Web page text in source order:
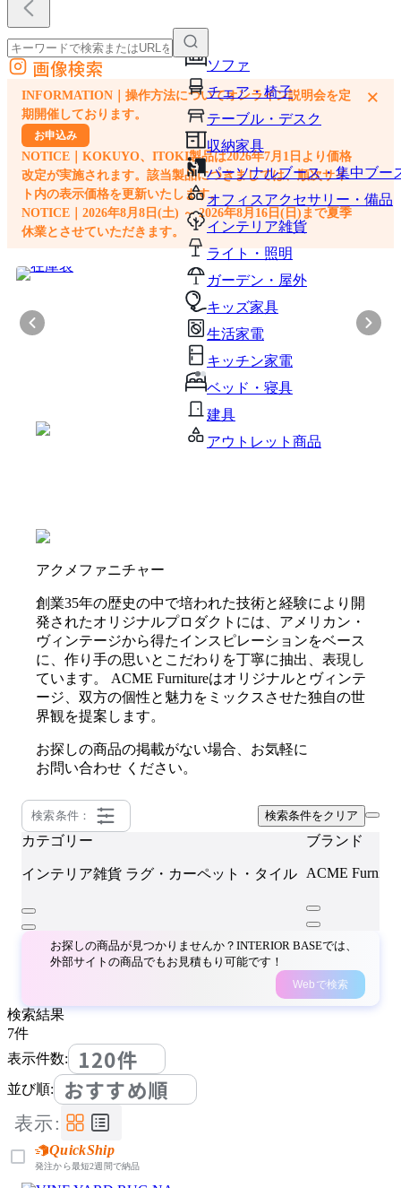
ソファ
チェア・椅子
テーブル・デスク
収納家具
パーソナルブース・集中ブー
オフィスアクセサリー・備品
インテリア雑貨
ライト・照明
ガーデン・屋外
キッズ家具
生活家電
キッチン家電
ベッド・寝具
建具
アウトレット商品
外部サイトの商品をカートに追加
他のサイトで見つけた商品ページのURLを貼り付けて、カートに追加できます
画像検索
INFORMATION｜操作方法についてオンライン説明会を定
期開催しております。
お申込み
NOTICE｜KOKUYO、ITOKI製品は2026年7月1日より価格
改定が実施されます。該当製品につきましては、順次サイ
ト内の表示価格を更新いたします。
NOTICE｜2026年8月8日(土) ～ 2026年8月16日(日)まで夏季
休業とさせていただきます。
×
アクメファニチャー
創業35年の歴史の中で培われた技術と経験により開
発されたオリジナルプロダクトには、アメリカン・
ヴィンテージから得たインスピレーションをベース
に、作り手の思いとこだわりを丁寧に抽出、表現し
ています。 ACME Furnitureはオリジナルとヴィンテ
ージ、双方の個性と魅力をミックスさせた独自の世
界観を提案します。
お探しの商品の掲載がない場合、お気軽に
お問い合わせ ください。
検索条件： 検索条件をクリア
カテゴリー
インテリア雑貨 ラグ・カーペット・タイル
ブランド
ACME
お探しの商品が見つかりませんか？INTERIOR BASEでは、
外部サイトの商品でもお見積もり可能です！
Webで検索
検索結果
7件
表示件数:
120件
並び順: おすすめ順
表示:
QuickShip
発注から最短2週間で納品